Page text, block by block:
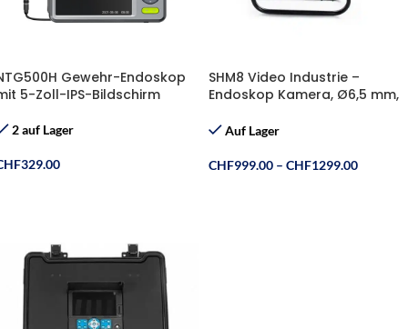
Gewehr-Endoskop
5-Zoll-IPS-Bildschirm
2 auf Lager
329.00
SHM8 Video Industrie –
Endoskop Kamera, Ø6,5 mm,
Auf Lager
CHF999.00 – CHF1299.00